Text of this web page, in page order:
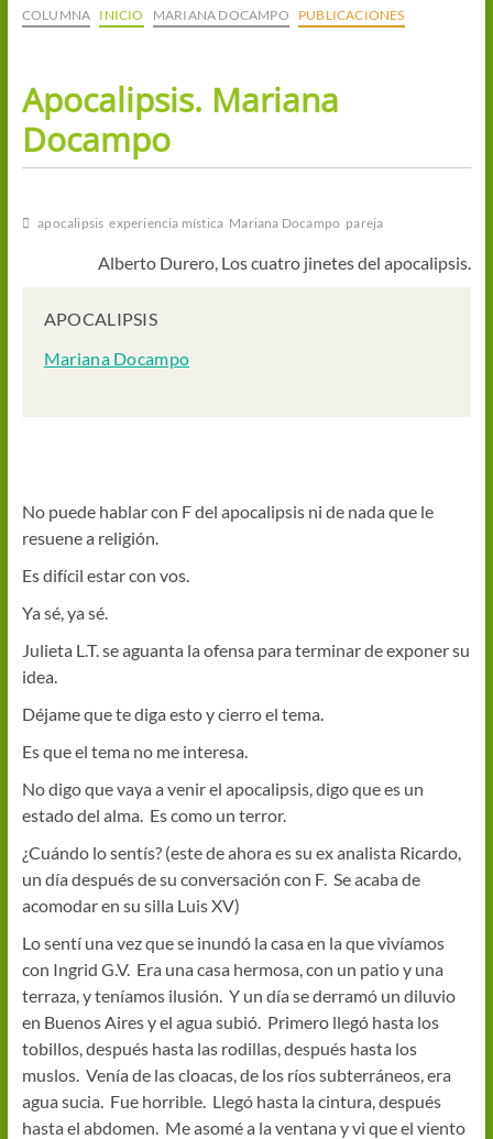
COLUMNA INICIO MARIANA DOCAMPO PUBLICACIONES
Apocalipsis. Mariana
Docampo
apocalipsis experiencia mística Mariana Docampo pareja
Alberto Durero, Los cuatro jinetes del apocalipsis.
APOCALIPSIS
Mariana Docampo
No puede hablar con F del apocalipsis ni de nada que le
resuene a religión.
Es difícil estar con vos.
Ya sé, ya sé.
Julieta L.T. se aguanta la ofensa para terminar de exponer su
idea.
Déjame que te diga esto y cierro el tema.
Es que el tema no me interesa.
No digo que vaya a venir el apocalipsis, digo que es un
estado del alma. Es como un terror.
¿Cuándo lo sentís? (este de ahora es su ex analista Ricardo,
un día después de su conversación con F. Se acaba de
acomodar en su silla Luis XV)
Lo sentí una vez que se inundó la casa en la que vivíamos
con Ingrid G.V. Era una casa hermosa, con un patio y una
terraza, y teníamos ilusión. Y un día se derramó un diluvio
en Buenos Aires y el agua subió. Primero llegó hasta los
tobillos, después hasta las rodillas, después hasta los
muslos. Venía de las cloacas, de los ríos subterráneos, era
agua sucia. Fue horrible. Llegó hasta la cintura, después
hasta el abdomen. Me asomé a la ventana y vi que el viento